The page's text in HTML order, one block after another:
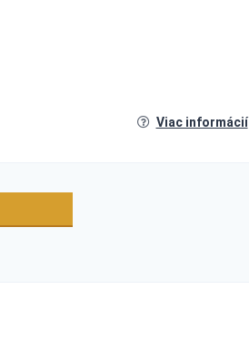
Viac informácií